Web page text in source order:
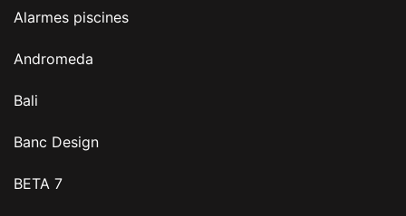
Alarmes piscines
Andromeda
Bali
Banc Design
BETA 7